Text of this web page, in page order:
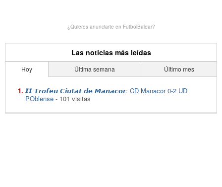
¿Quieres anunciarte en FutbolBalear?
Las noticias más leídas
Hoy Última semana Último mes
𝙄𝙄 𝙏𝙧𝙤𝙛𝙚𝙪 𝘾𝙞𝙪𝙩𝙖𝙩 𝙙𝙚 𝙈𝙖𝙣𝙖𝙘𝙤𝙧: CD Manacor 0-2 UD
POblense - 101 visitas